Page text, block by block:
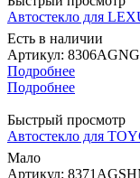
Автостекло для
Есть в наличии
Артикул:
Подробнее
Подробнее
Быстрый просмотр
Автостекло для
Мало
Артикул: